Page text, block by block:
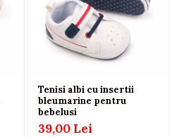
Tenisi albi cu insertii
bleumarine pentru
bebelusi
39,00 Lei